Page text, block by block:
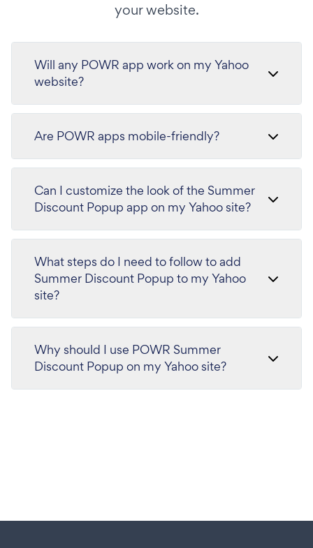
your website.
Will any POWR app work on my Yahoo
website?
Are POWR apps mobile-friendly?
Can I customize the look of the Summer
Discount Popup app on my Yahoo site?
What steps do I need to follow to add
Summer Discount Popup to my Yahoo
site?
Why should I use POWR Summer
Discount Popup on my Yahoo site?